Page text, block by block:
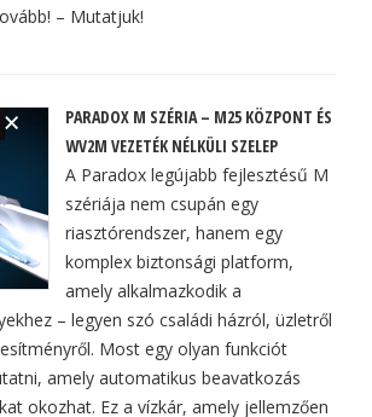
– Mutatjuk!
PARADOX M SZÉRIA – M25 KÖZPONT ÉS
WV2M VEZETÉK NÉLKÜLI SZELEP
A Paradox legújabb fejlesztésű M
szériája nem csupán egy
riasztórendszer, hanem egy
komplex biztonsági platform,
amely alkalmazkodik a
– legyen szó családi házról, üzletről
Most egy olyan funkciót
amely automatikus beavatkozás
okozhat. Ez a vízkár, amely jellemzően